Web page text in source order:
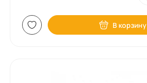
В корзину